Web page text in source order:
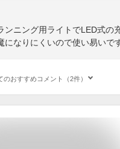
ンニング用ライトでLED式の
なりにくいので使い易いです
のおすすめコメント（2件）